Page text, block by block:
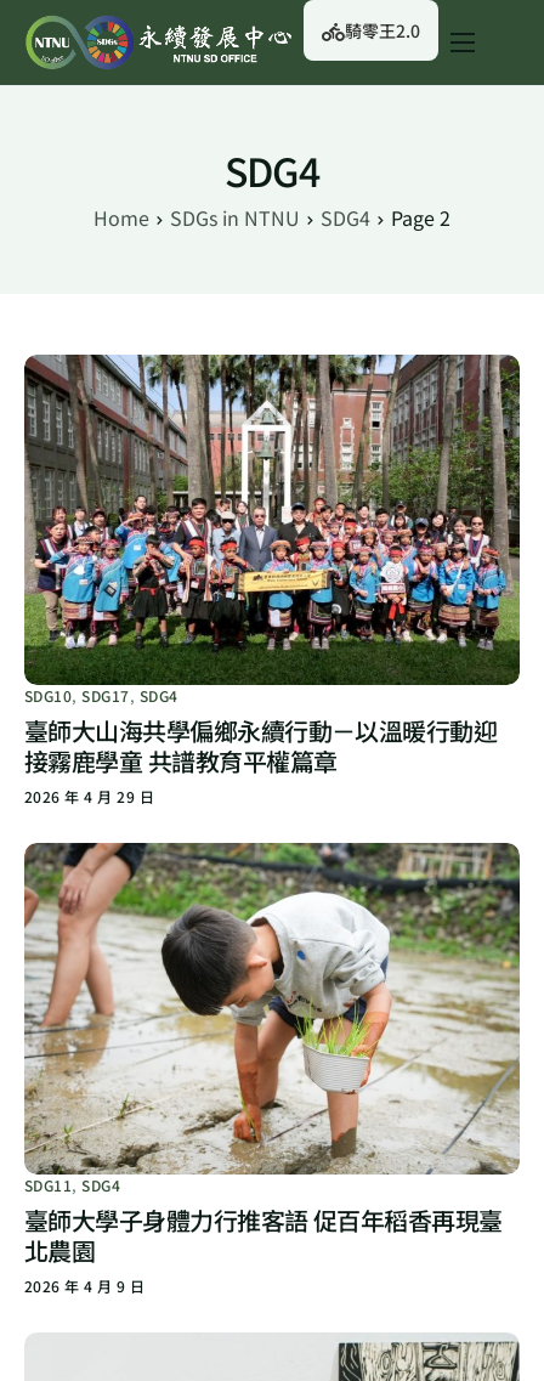
關於我們
永續資訊
騎零王2.0
SDG4
Home SDGs in NTNU SDG4 Page 2
SDG10,SDG17, SDG4
臺師大山海共學偏鄉永續行動－以溫暖行動迎
接霧鹿學童 共譜教育平權篇章
2026 年 4 月 29 日
SDG11,SDG4
臺師大學子身體力行推客語 促百年稻香再現臺
北農園
2026 年 4 月 9 日